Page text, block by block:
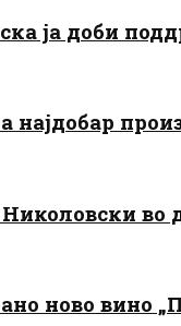
ја доби
најдобар
во
ново вино